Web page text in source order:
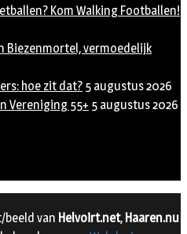
Kom Walking Footballen!
Biezenmortel, vermoedelijk
hoe zit dat? 5 augustus 2026
Vereniging 55+ 5 augustus 2026
van Helvoirt.net, Haaren.nu